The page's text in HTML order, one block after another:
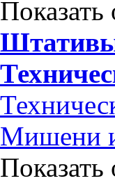
Показать
Штативы
Мишени
Показать